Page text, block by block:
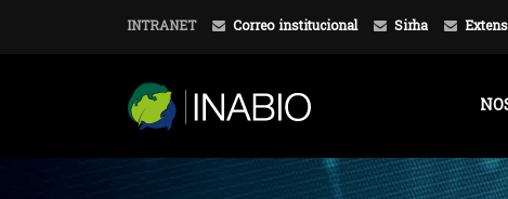
INTRANET Correo institucional Sirha